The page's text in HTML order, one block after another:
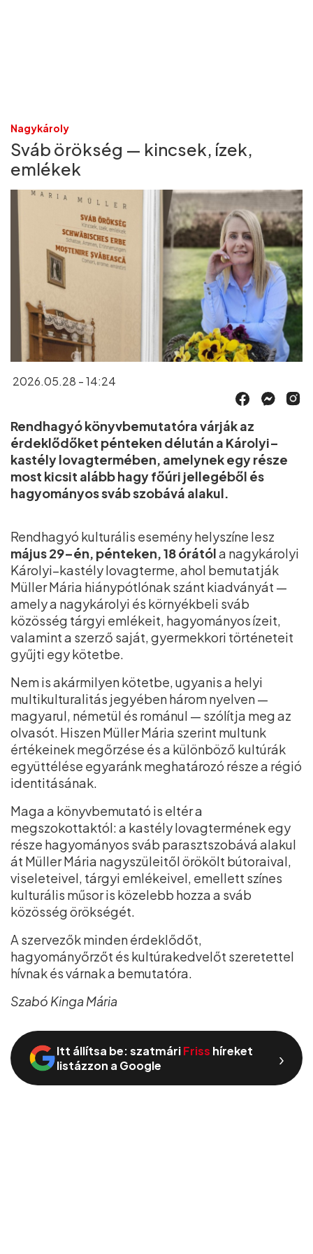
Nagykároly
Sváb örökség — kincsek, ízek,
emlékek
2026.05.28 - 14:24
Rendhagyó könyvbemutatóra várják az
érdeklődőket pénteken délután a Károlyi–
kastély lovagtermében, amelynek egy része
most kicsit alább hagy főúri jellegéből és
hagyományos sváb szobává alakul.
Rendhagyó kulturális esemény helyszíne lesz
május 29–én, pénteken, 18 órátóla nagykárolyi
Károlyi–kastély lovagterme, ahol bemutatják
Müller Mária hiánypótlónak szánt kiadványát —
amely a nagykárolyi és környékbeli sváb
közösség tárgyi emlékeit, hagyományos ízeit,
valamint a szerző saját, gyermekkori történeteit
gyűjti egy kötetbe.
Nem is akármilyen kötetbe, ugyanis a helyi
multikulturalitás jegyében három nyelven —
magyarul, németül és románul — szólítja meg az
olvasót. Hiszen Müller Mária szerint multunk
értékeinek megőrzése és a különböző kultúrák
együttélése egyaránk meghatározó része a régió
identitásának.
Maga a könyvbemutató is eltér a
megszokottaktól: a kastély lovagtermének egy
része hagyományos sváb parasztszobává alakul
át Müller Mária nagyszüleitől örökölt bútoraival,
viseleteivel, tárgyi emlékeivel, emellett színes
kulturális műsor is közelebb hozza a sváb
közösség örökségét.
A szervezők minden érdeklődőt,
hagyományőrzőt és kultúrakedvelőt szeretettel
hívnak és várnak a bemutatóra.
Szabó Kinga Mária
Itt állítsa be: szatmáriFriss híreket
listázzon a Google
›